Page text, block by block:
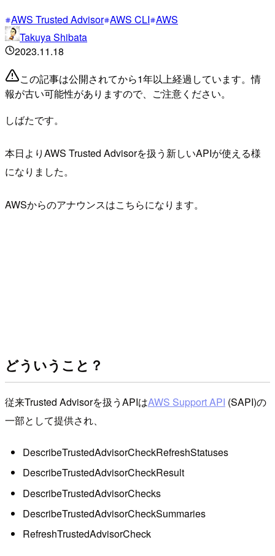
AWS Trusted Advisor AWS CLI AWS
Takuya Shibata
2023.11.18
この記事は公開されてから1年以上経過しています。情
報が古い可能性がありますので、ご注意ください。
しばたです。
本日よりAWS Trusted Advisorを扱う新しいAPIが使える様
になりました。
AWSからのアナウンスはこちらになります。
どういうこと？
従来Trusted Advisorを扱うAPIはAWS Support API (SAPI)の
一部として提供され、
DescribeTrustedAdvisorCheckRefreshStatuses
DescribeTrustedAdvisorCheckResult
DescribeTrustedAdvisorChecks
DescribeTrustedAdvisorCheckSummaries
RefreshTrustedAdvisorCheck